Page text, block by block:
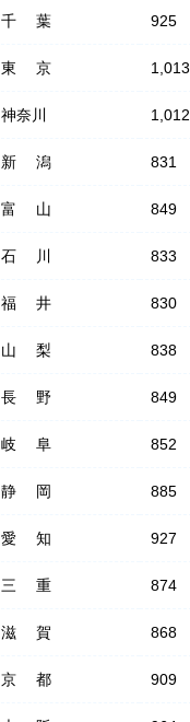
千 葉 925
東 京 1,013
神奈川 1,012
新 潟 831
富 山 849
石 川 833
福 井 830
山 梨 838
長 野 849
岐 阜 852
静 岡 885
愛 知 927
三 重 874
滋 賀 868
京 都 909